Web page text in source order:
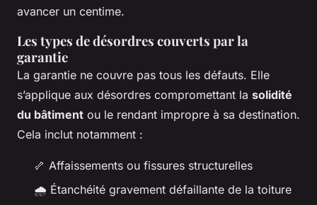
avancer un centime.
Les types de désordres couverts par la
garantie
La garantie ne couvre pas tous les défauts. Elle
s’applique aux désordres compromettant la solidité
du bâtiment ou le rendant impropre à sa destination.
Cela inclut notamment :
🦴 Affaissements ou fissures structurelles
🌧️ Étanchéité gravement défaillante de la toiture